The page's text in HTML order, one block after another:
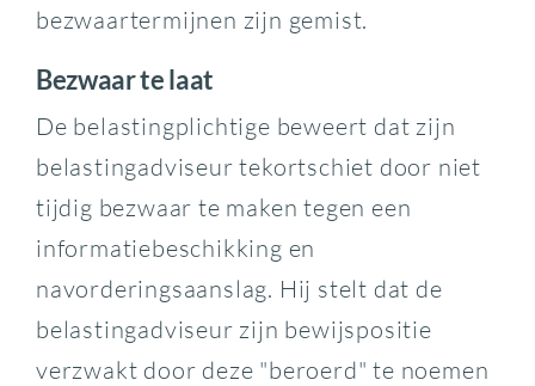
bezwaartermijnen zijn gemist.
Bezwaar te laat
De belastingplichtige beweert dat zijn
belastingadviseur tekortschiet door niet
tijdig bezwaar te maken tegen een
informatiebeschikking en
navorderingsaanslag. Hij stelt dat de
belastingadviseur zijn bewijspositie
verzwakt door deze "beroerd" te noemen